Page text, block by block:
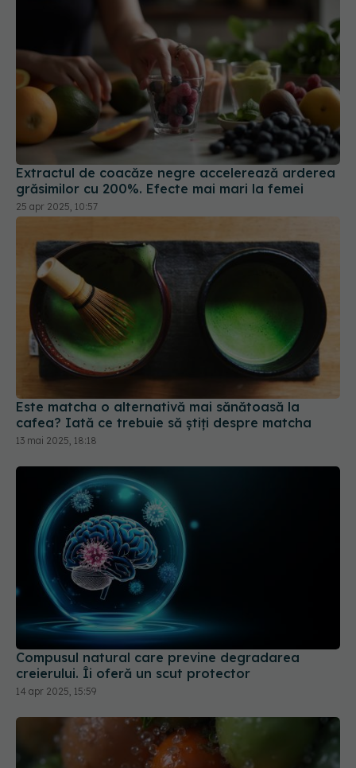
Extractul de coacăze negre accelerează arderea
grăsimilor cu 200%. Efecte mai mari la femei
25 apr 2025, 10:57
Este matcha o alternativă mai sănătoasă la
cafea? Iată ce trebuie să știți despre matcha
13 mai 2025, 18:18
Compusul natural care previne degradarea
creierului. Îi oferă un scut protector
14 apr 2025, 15:59